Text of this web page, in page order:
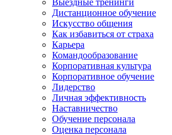
Выездные тренинги
Дистанционное обучение
Искусство общения
Как избавиться от страха
Карьера
Командообразование
Корпоративная культура
Корпоративное обучение
Лидерство
Личная эффективность
Наставничество
Обучение персонала
Оценка персонала